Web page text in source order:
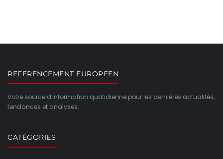
REFERENCEMENT EUROPEEN
Votre source d'information quotidienne pour les dernières actualités,
tendances et analyses.
CATÉGORIES